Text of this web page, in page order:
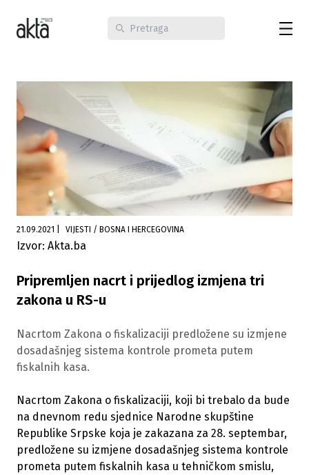
21.09.2021 VIJESTI / BOSNA I HERCEGOVINA
Izvor: Akta.ba
Pripremljen nacrt i prijedlog izmjena tri
zakona u RS-u
Nacrtom Zakona o fiskalizaciji predložene su izmjene
dosadašnjeg sistema kontrole prometa putem
fiskalnih kasa.
Nacrtom Zakona o fiskalizaciji, koji bi trebalo da bude
na dnevnom redu sjednice Narodne skupštine
Republike Srpske koja je zakazana za 28. septembar,
predložene su izmjene dosadašnjeg sistema kontrole
prometa putem fiskalnih kasa u tehničkom smislu,